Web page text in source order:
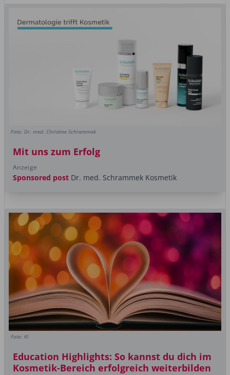
Foto: Dr. med. Christine Schrammek
Mit uns zum Erfolg
Anzeige
Sponsored post Dr. med. Schrammek Kosmetik
Foto: KI
Education Highlights: So kannst du dich im
Kosmetik-Bereich erfolgreich weiterbilden